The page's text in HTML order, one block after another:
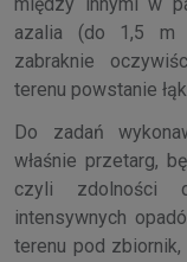
azalia (do 1,5 m
zabraknie
terenu powstanie
Do zadań
właśnie przetarg,
czyli zdolności
intensywnych
terenu pod